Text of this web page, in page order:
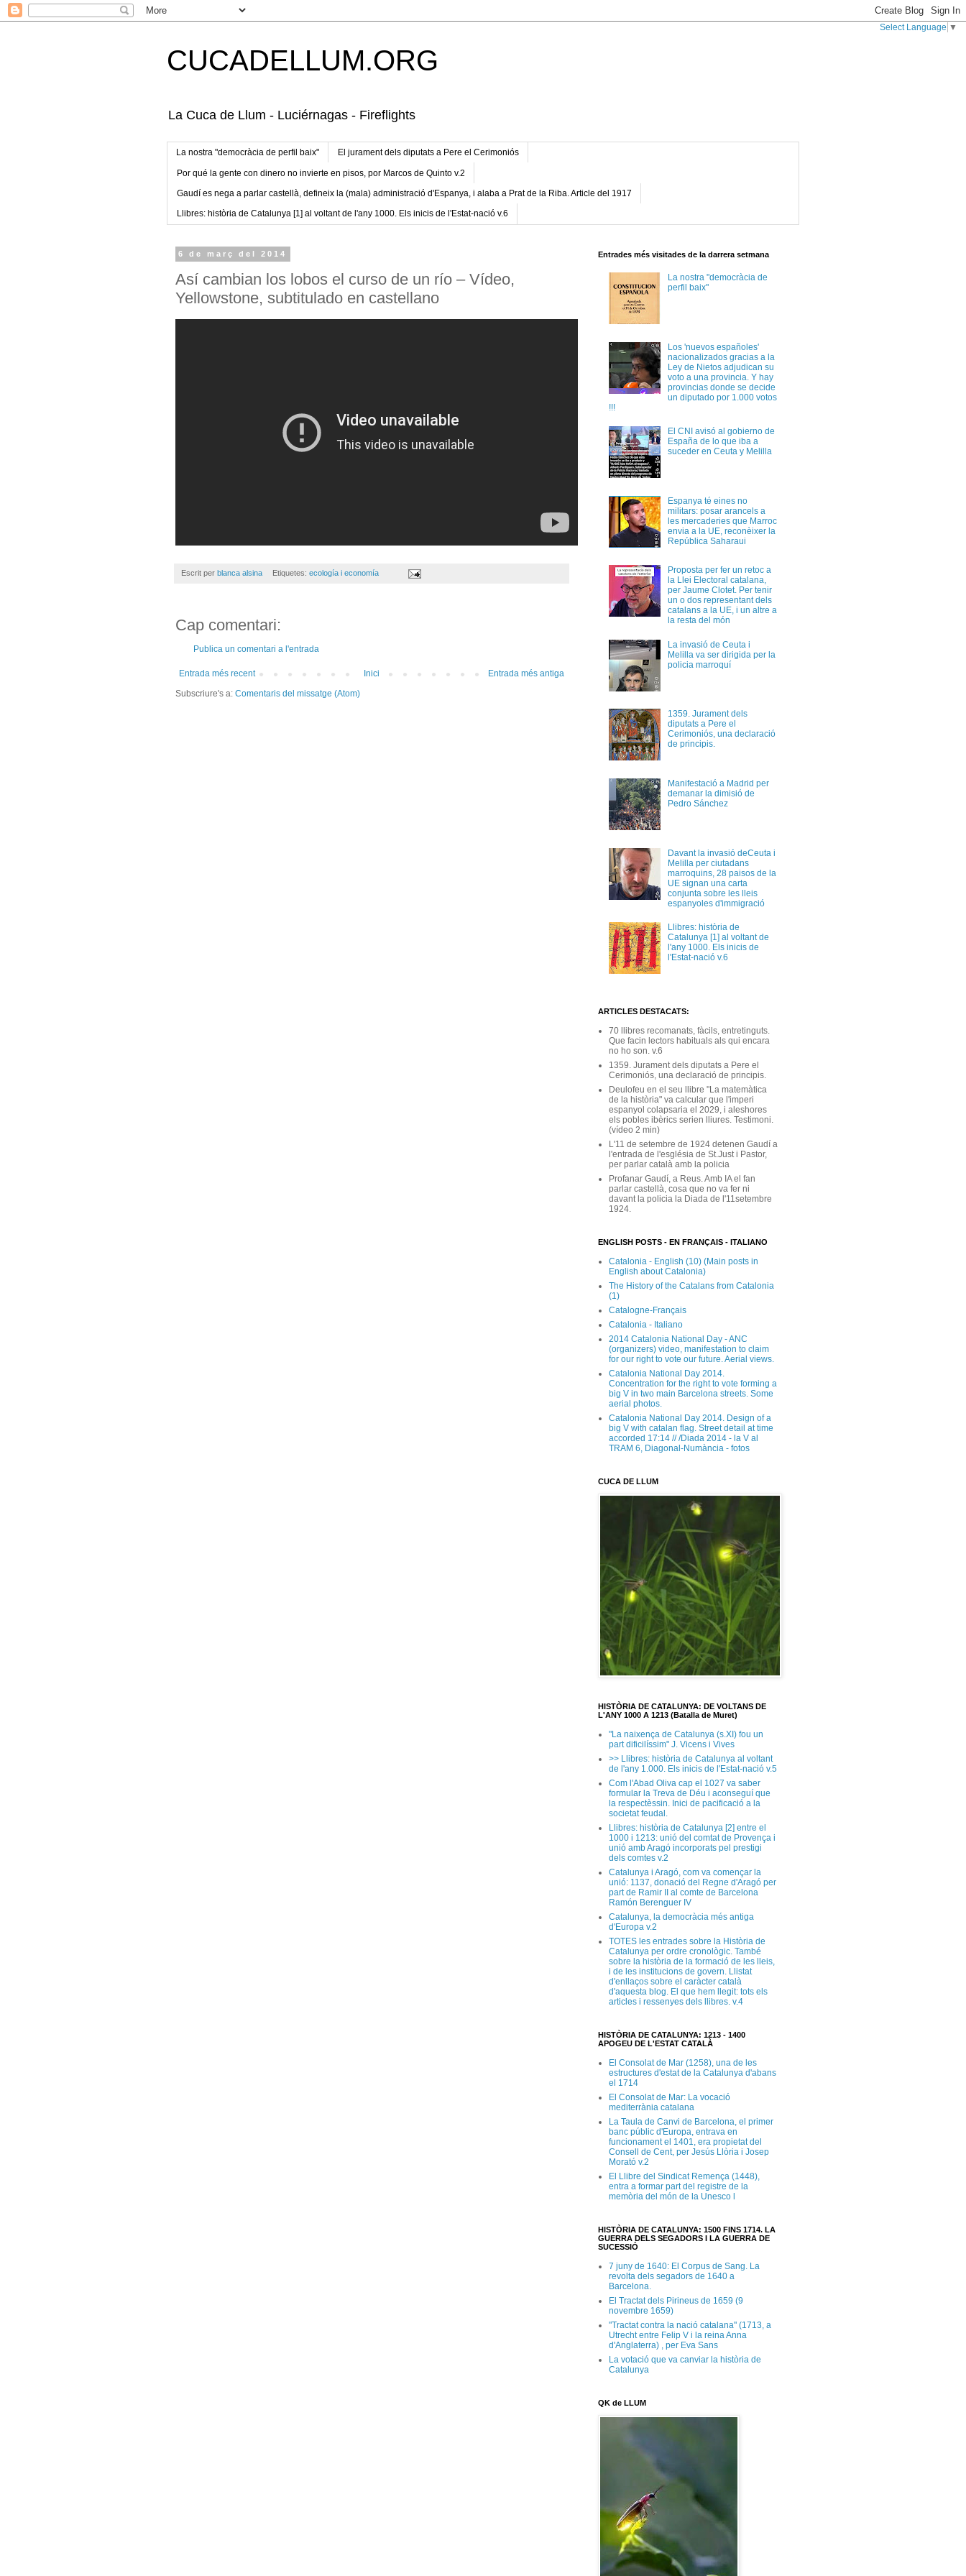
Select Language ▼
CUCADELLUM.ORG
La Cuca de Llum - Luciérnagas - Fireflights
La nostra "democràcia de perfil baix" El jurament dels diputats a Pere el Cerimoniós
Por qué la gente con dinero no invierte en pisos, por Marcos de Quinto v.2
Gaudí es nega a parlar castellà, defineix la (mala) administració d'Espanya, i alaba a Prat de la Riba. Article del 1917
Llibres: història de Catalunya [1] al voltant de l'any 1000. Els inicis de l'Estat-nació v.6
6 de març del 2014
Así cambian los lobos el curso de un río – Vídeo,
Yellowstone, subtitulado en castellano
Escrit per blanca alsina Etiquetes: ecología i economía
Cap comentari:
Publica un comentari a l'entrada
Entrada més recent Entrada més antiga
Inici
Subscriure's a: Comentaris del missatge (Atom)
Entrades més visitades de la darrera setmana
La nostra "democràcia de
perfil baix"
Los 'nuevos españoles'
nacionalizados gracias a la
Ley de Nietos adjudican su
voto a una provincia. Y hay
provincias donde se decide
un diputado por 1.000 votos
!!!
El CNI avisó al gobierno de
España de lo que iba a
suceder en Ceuta y Melilla
Espanya té eines no
militars: posar arancels a
les mercaderies que Marroc
envia a la UE, reconèixer la
República Saharaui
Proposta per fer un retoc a
la Llei Electoral catalana,
per Jaume Clotet. Per tenir
un o dos representant dels
catalans a la UE, i un altre a
la resta del món
La invasió de Ceuta i
Melilla va ser dirigida per la
policia marroquí
1359. Jurament dels
diputats a Pere el
Cerimoniós, una declaració
de principis.
Manifestació a Madrid per
demanar la dimisió de
Pedro Sánchez
Davant la invasió deCeuta i
Melilla per ciutadans
marroquins, 28 paisos de la
UE signan una carta
conjunta sobre les lleis
espanyoles d'immigració
Llibres: història de
Catalunya [1] al voltant de
l'any 1000. Els inicis de
l'Estat-nació v.6
ARTICLES DESTACATS:
70 llibres recomanats, fàcils, entretinguts.
Que facin lectors habituals als qui encara
no ho son. v.6
1359. Jurament dels diputats a Pere el
Cerimoniós, una declaració de principis.
Deulofeu en el seu llibre "La matemàtica
de la història" va calcular que l'imperi
espanyol colapsaria el 2029, i aleshores
els pobles ibèrics serien lliures. Testimoni.
(vídeo 2 min)
L'11 de setembre de 1924 detenen Gaudí a
l'entrada de l'església de St.Just i Pastor,
per parlar català amb la policia
Profanar Gaudí, a Reus. Amb IA el fan
parlar castellà, cosa que no va fer ni
davant la policia la Diada de l'11setembre
1924.
ENGLISH POSTS - EN FRANÇAIS - ITALIANO
Catalonia - English (10) (Main posts in
English about Catalonia)
The History of the Catalans from Catalonia
(1)
Catalogne-Français
Catalonia - Italiano
2014 Catalonia National Day - ANC
(organizers) video, manifestation to claim
for our right to vote our future. Aerial views.
Catalonia National Day 2014.
Concentration for the right to vote forming a
big V in two main Barcelona streets. Some
aerial photos.
Catalonia National Day 2014. Design of a
big V with catalan flag. Street detail at time
accorded 17:14 // /Diada 2014 - la V al
TRAM 6, Diagonal-Numància - fotos
CUCA DE LLUM
HISTÒRIA DE CATALUNYA: DE VOLTANS DE
L'ANY 1000 A 1213 (Batalla de Muret)
"La naixença de Catalunya (s.XI) fou un
part dificilíssim" J. Vicens i Vives
>> Llibres: història de Catalunya al voltant
de l'any 1.000. Els inicis de l'Estat-nació v.5
Com l'Abad Oliva cap el 1027 va saber
formular la Treva de Déu i aconseguí que
la respectèssin. Inici de pacificació a la
societat feudal.
Llibres: història de Catalunya [2] entre el
1000 i 1213: unió del comtat de Provença i
unió amb Aragó incorporats pel prestigi
dels comtes v.2
Catalunya i Aragó, com va començar la
unió: 1137, donació del Regne d'Aragó per
part de Ramir II al comte de Barcelona
Ramón Berenguer IV
Catalunya, la democràcia més antiga
d'Europa v.2
TOTES les entrades sobre la Història de
Catalunya per ordre cronològic. També
sobre la història de la formació de les lleis,
i de les institucions de govern. Llistat
d'enllaços sobre el caràcter català
d'aquesta blog. El que hem llegit: tots els
articles i ressenyes dels llibres. v.4
HISTÒRIA DE CATALUNYA: 1213 - 1400
APOGEU DE L'ESTAT CATALÀ
El Consolat de Mar (1258), una de les
estructures d'estat de la Catalunya d'abans
el 1714
El Consolat de Mar: La vocació
mediterrània catalana
La Taula de Canvi de Barcelona, el primer
banc públic d'Europa, entrava en
funcionament el 1401, era propietat del
Consell de Cent, per Jesús Llòria i Josep
Morató v.2
El Llibre del Sindicat Remença (1448),
entra a formar part del registre de la
memòria del món de la Unesco l
HISTÒRIA DE CATALUNYA: 1500 FINS 1714. LA
GUERRA DELS SEGADORS I LA GUERRA DE
SUCESSIÓ
7 juny de 1640: El Corpus de Sang. La
revolta dels segadors de 1640 a
Barcelona.
El Tractat dels Pirineus de 1659 (9
novembre 1659)
"Tractat contra la nació catalana" (1713, a
Utrecht entre Felip V i la reina Anna
d'Anglaterra) , per Eva Sans
La votació que va canviar la història de
Catalunya
QK de LLUM